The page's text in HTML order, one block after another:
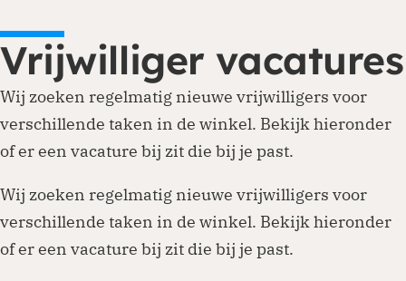
Vrijwilliger vacatures
Wij zoeken regelmatig nieuwe vrijwilligers voor
verschillende taken in de winkel. Bekijk hieronder
of er een vacature bij zit die bij je past.
Wij zoeken regelmatig nieuwe vrijwilligers voor
verschillende taken in de winkel. Bekijk hieronder
of er een vacature bij zit die bij je past.